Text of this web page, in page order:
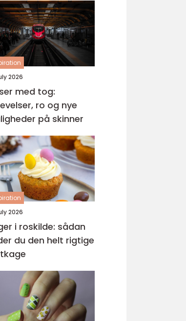
2026
med tog:
ro og nye
på skinner
2026
i roskilde: sådan
du den helt rigtige